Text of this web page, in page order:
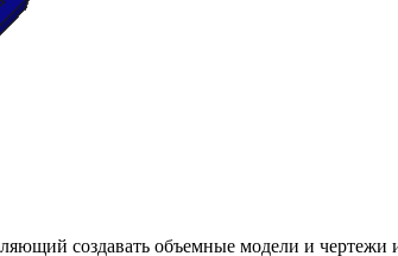
создавать объемные модели и